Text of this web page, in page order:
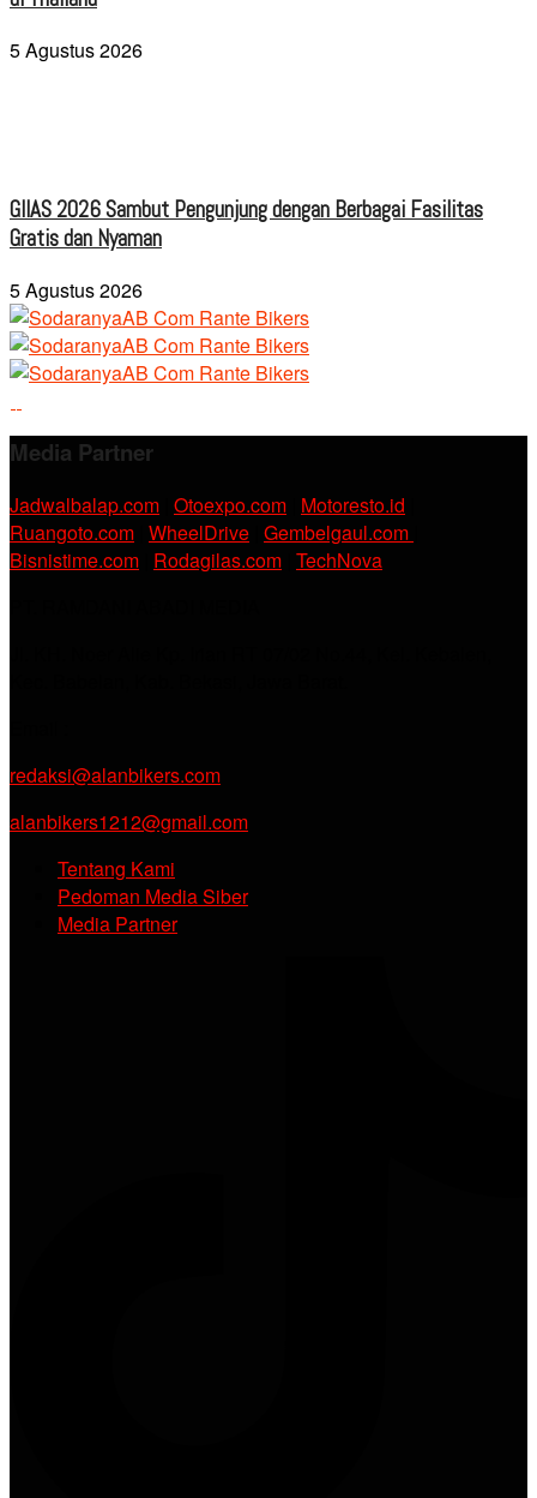
5 Agustus 2026
GIIAS 2026 Sambut Pengunjung dengan Berbagai Fasilitas
Gratis dan Nyaman
5 Agustus 2026
Media Partner
Jadwalbalap.com Otoexpo.com Motoresto.id
Ruangoto.com WheelDrive Gembelgaul.com
Bisnistime.com Rodagilas.com TechNova
redaksi@alanbikers.com
alanbikers1212@gmail.com
Tentang Kami
Pedoman Media Siber
Media Partner